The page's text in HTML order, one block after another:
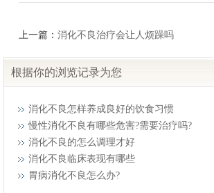
上一篇： 消化不良治疗会让人烦躁吗
根据你的浏览记录为您
消化不良怎样养成良好的饮食习惯
慢性消化不良有哪些危害?需要治疗吗?
消化不良的怎么调理才好
消化不良临床表现有哪些
胃病消化不良怎么办?